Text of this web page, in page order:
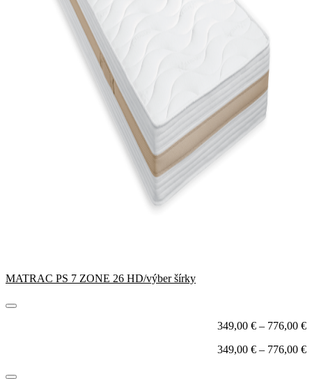
MATRAC PS 7 ZONE 26 HD/výber šírky
349,00 € – 776,00 €
349,00 € – 776,00 €